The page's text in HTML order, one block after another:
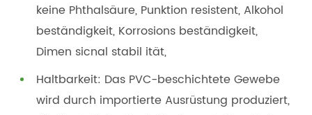
keine Phthalsäure, Punktion resistent, Alkohol
beständigkeit, Korrosions beständigkeit,
Dimen sicnal stabil ität,
Haltbarkeit: Das PVC-beschichtete Gewebe
wird durch importierte Ausrüstung produziert,